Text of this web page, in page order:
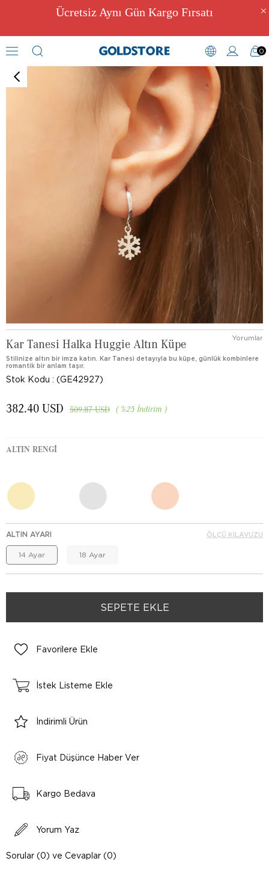
Ücretsiz Aynı Gün Kargo Fırsatı
0
Halka Küpeler
Kar Tanesi Halka Huggie Altın Küpe Yorumlar
Stilinize altın bir imza katın. Kar Tanesi detayıyla bu küpe, günlük kombinlere
romantik bir anlam taşır.
Stok Kodu (GE42927)
%25 İndirim
509.87 USD
382.40 USD
ALTIN RENGI
ALTIN AYARI
14 Ayar 18 Ayar
ÖLÇÜ KILAVUZU
Favorilere Ekle
İstek Listeme Ekle
İndirimli Ürün
Fiyat Düşünce Haber Ver
Kargo Bedava
Yorum Yaz
Sorular (0) ve Cevaplar (0)